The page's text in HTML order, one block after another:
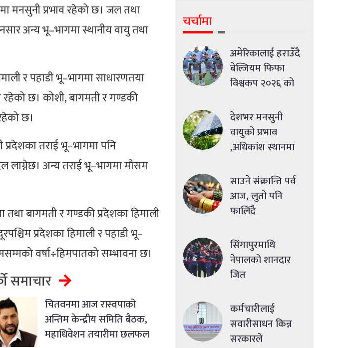
मनसुनी प्रभाव रहेको छ। जल तथा
अन्य भू–भागमा स्थानीय वायु तथा
र पहाडी भू–भागमा साधारणतया
छ। कोशी, बागमती र गण्डकी
छ।
तराई भू–भागमा पनि
अन्य तराई भू–भागमा मौसम
तथा बागमती र गण्डकी प्रदेशका हिमाली
प्रदेशका हिमाली र पहाडी भू–
वर्षा÷हिमपातको सम्भावना छ।
समाचार
चितवनमा आज रास्वपाको
अन्तिम केन्द्रीय समिति बैठक,
महाधिवेशन तयारीमा छलफल
चर्चामा
अमेरिकालाई हराउँदै
बेल्जियम फिफा
विश्वकप २०२६ को
प्रवेश
देशभर मनसुनी
वायुको प्रभाव
,अधिकांश स्थानमा
साउने संक्रान्ति पर्व
आज, लुतो पनि
फालिँदै
सिंगापुरमाथि
नेपालको शानदार
जित
कर्मचारीलाई
सवारीसाधन किन्न
सरकारले